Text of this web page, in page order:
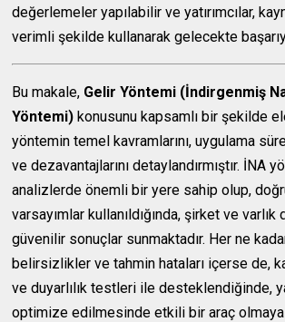
değerlemeler yapılabilir ve yatırımcılar,
verimli şekilde kullanarak gelecekte
Bu makale, Gelir Yöntemi (İndirgenmiş
Yöntemi) konusunu kapsamlı bir şekilde
yöntemin temel kavramlarını, uygulama
ve dezavantajlarını detaylandırmıştır. İNA
analizlerde önemli bir yere sahip olup,
varsayımlar kullanıldığında, şirket ve
güvenilir sonuçlar sunmaktadır. Her ne
belirsizlikler ve tahmin hataları içerse de,
ve duyarlılık testleri ile desteklendiğinde,
optimize edilmesinde etkili bir araç